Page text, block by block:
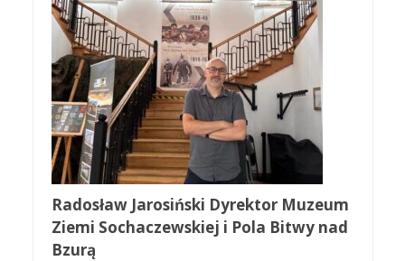
Radosław Jarosiński Dyrektor Muzeum
Ziemi Sochaczewskiej i Pola Bitwy nad
Bzurą